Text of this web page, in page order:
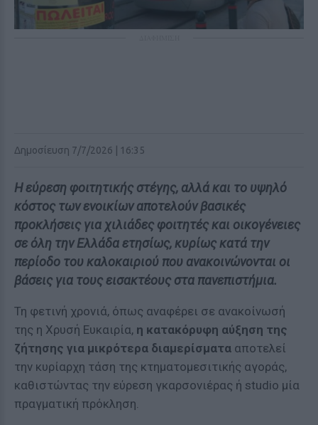
Δημοσίευση 7/7/2026 | 16:35
Η εύρεση φοιτητικής στέγης, αλλά και το υψηλό
κόστος των ενοικίων αποτελούν βασικές
προκλήσεις για χιλιάδες φοιτητές και οικογένειες
σε όλη την Ελλάδα ετησίως, κυρίως κατά την
περίοδο του καλοκαιριού που ανακοινώνονται οι
βάσεις για τους εισακτέους στα πανεπιστήμια.
Τη φετινή χρονιά, όπως αναφέρει σε ανακοίνωσή
της η Χρυσή Ευκαιρία, η κατακόρυφη αύξηση της
ζήτησης για μικρότερα διαμερίσματα αποτελεί
την κυρίαρχη τάση της κτηματομεσιτικής αγοράς,
καθιστώντας την εύρεση γκαρσονιέρας ή studio μία
πραγματική πρόκληση.